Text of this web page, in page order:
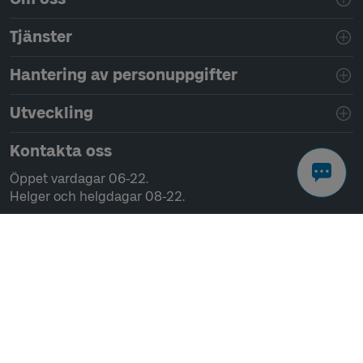
Tjänster
Hantering av personuppgifter
Utveckling
Kontakta oss
Öppet vardagar 06-22.
Helger och helgdagar 08-22.